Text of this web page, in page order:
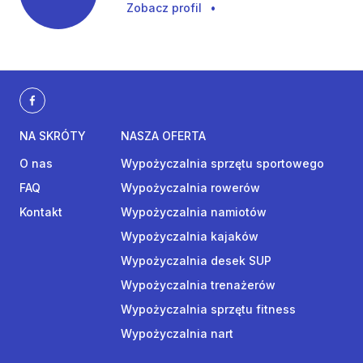
Zobacz profil •
NA SKRÓTY
O nas
FAQ
Kontakt
NASZA OFERTA
Wypożyczalnia sprzętu sportowego
Wypożyczalnia rowerów
Wypożyczalnia namiotów
Wypożyczalnia kajaków
Wypożyczalnia desek SUP
Wypożyczalnia trenażerów
Wypożyczalnia sprzętu fitness
Wypożyczalnia nart